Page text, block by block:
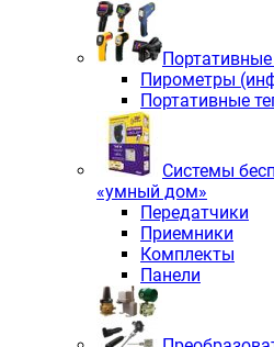
Пирометры
Портативные
Системы
«умный дом»
Передатчики
Приемники
Комплекты
Панели